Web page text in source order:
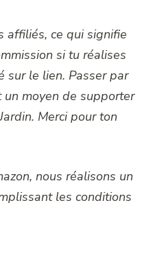
affiliés, ce qui signifie
si tu réalises
sur le lien. Passer par
moyen de supporter
Merci pour ton
nous réalisons un
les conditions